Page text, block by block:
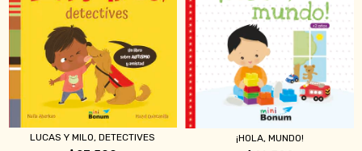
LUCAS Y MILO, DETECTIVES ¡HOLA, MUNDO!